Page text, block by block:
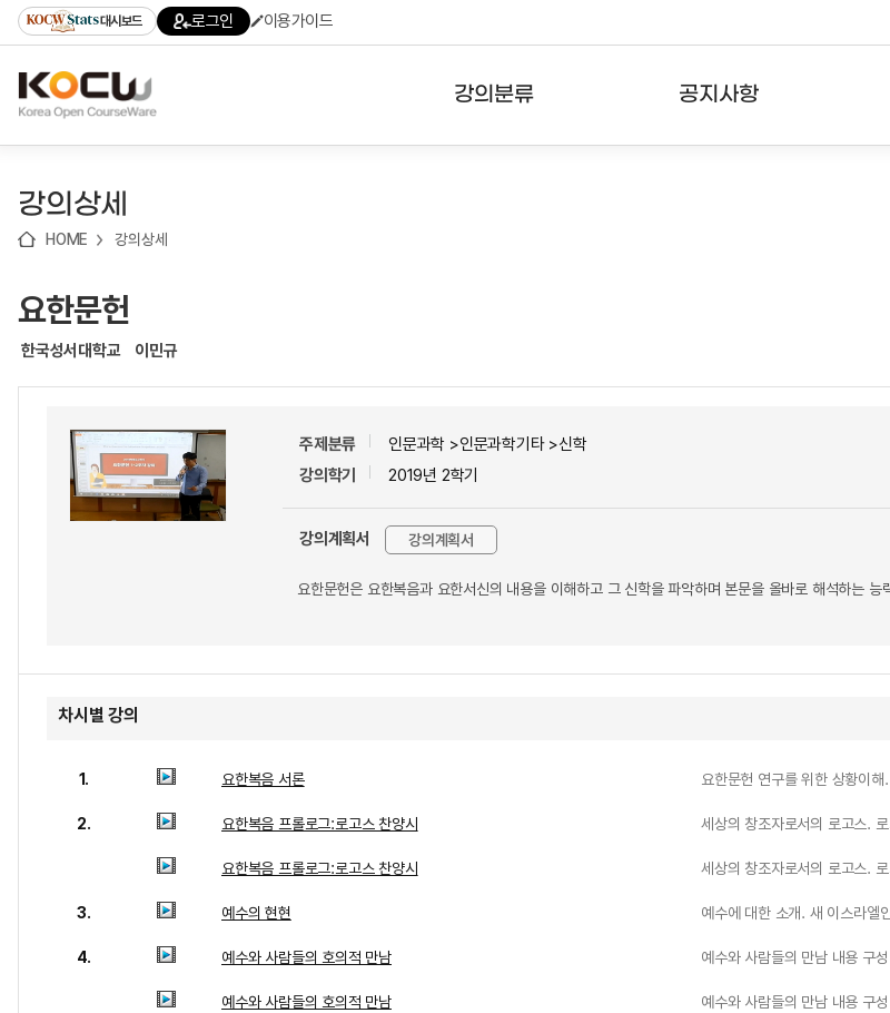
기
기
기
content)
가
대시보드 로그인 이용가이드
강의분류 공지사항
강의상세
HOME 강의상세
요한문헌
한국성서대학교 이민규
주제분류
인문과학 >인문과학기타 >신학
강의학기
2019년 2학기
강의계획서 강의계획서
요한문헌은 요한복음과 요한서신의 내용을 이해하고 그 신학을 파악하며 본문을 올바로 해석하는 능
차시별 강의
1. 요한복음 서론 요한문헌 연구를 위한 상황이해
2. 요한복음 프롤로그:로고스 찬양시 세상의 창조자로서의 로고스.
요한복음 프롤로그:로고스 찬양시 세상의 창조자로서의 로고스.
3. 예수의 현현 예수에 대한 소개. 새 이스라엘
4. 예수와 사람들의 호의적 만남 예수와 사람들의 만남 내용 구
예수와 사람들의 호의적 만남 예수와 사람들의 만남 내용 구